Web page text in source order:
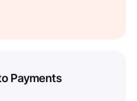
Payments